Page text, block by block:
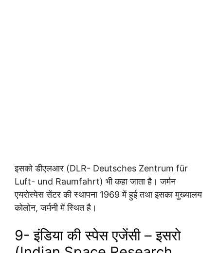
इसको डीएलआर (DLR- Deutsches Zentrum für
Luft- und Raumfahrt) भी कहा जाता है। जर्मन
एयरोस्पेस सेंटर की स्थापना 1969 में हुई तथा इसका मुख्यालय
कोलोन, जर्मनी में स्थित है।
9- इंडिया की स्पेस एजेंसी – इसरो